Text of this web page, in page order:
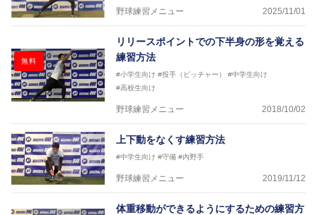
野球練習メニュー 2025/11/01
無料
リリースポイントでの下半身の形を覚える
練習方法
#小学生向け #投手（ピッチャー）
#中学生向け
#高校生向け
野球練習メニュー 2018/10/02
上下動をなくす練習方法
#中学生向け #守備 #内野手
野球練習メニュー 2019/11/12
体重移動ができるようにするための練習方